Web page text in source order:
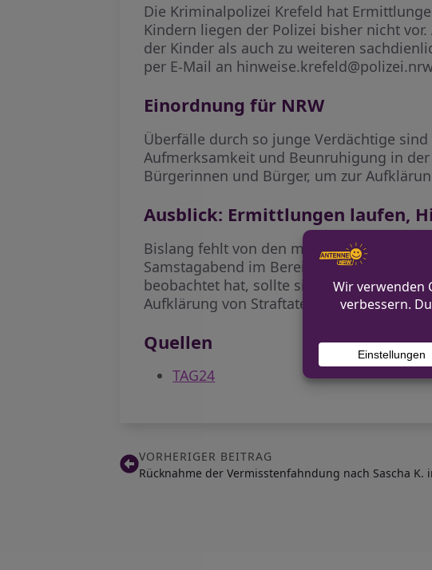
Die Kriminalpolizei Krefeld hat
Kindern liegen der Polizei bisher nicht
der Kinder als auch zu weiteren
per E-Mail an
Einordnung für NRW
Überfälle durch so junge Verdächtige
Aufmerksamkeit und Beunruhigung in
Bürgerinnen und Bürger, um zur
Ausblick: Ermittlungen laufen,
Bislang fehlt von den mutmaßlichen
Samstagabend im Bereich Ostwall,
beobachtet hat, sollte sich bei der Polizei
Aufklärung von Straftaten sind.
Quellen
TAG24
VORHERIGER BEITRAG
Rücknahme der Vermisstenfahndung nach Sascha K.